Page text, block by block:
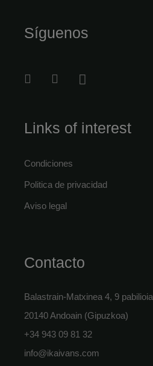
Síguenos
Links of interest
Condiciones
Politica de privacidad
Aviso legal
Contacto
Balastrain-Matxinea 4, 9 pabilioia
20140 Andoain (Gipuzkoa)
+34 943 09 81 32
info@ikaivans.com